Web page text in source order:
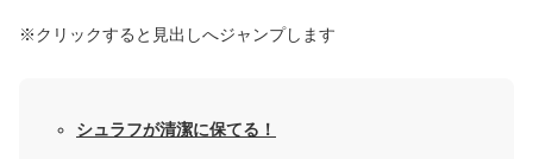
※クリックすると見出しへジャンプします
シュラフが清潔に保てる！